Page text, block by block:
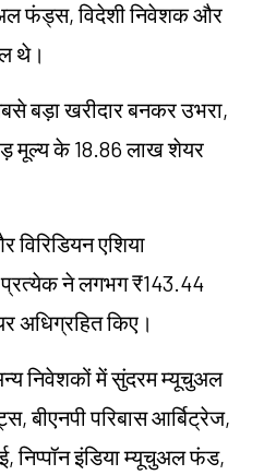
फंड्स, विदेशी निवेशक और
थे।
बड़ा खरीदार बनकर उभरा,
मूल्य के 18.86 लाख शेयर
विरिडियन एशिया
ने लगभग ₹143.44
अधिग्रहित किए।
निवेशकों में सुंदरम म्यूचुअल
बीएनपी परिबास आर्बिट्रेज,
निप्पॉन इंडिया म्यूचुअल फंड,